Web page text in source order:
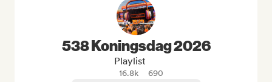
538 Koningsdag 2026
Playlist
16.8k
690